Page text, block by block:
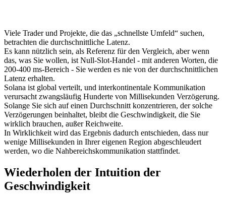
Viele Trader und Projekte, die das „schnellste Umfeld“ suchen,
betrachten die durchschnittliche Latenz.
Es kann nützlich sein, als Referenz für den Vergleich, aber wenn
das, was Sie wollen, ist Null-Slot-Handel - mit anderen Worten, die
200-400 ms-Bereich - Sie werden es nie von der durchschnittlichen
Latenz erhalten.
Solana ist global verteilt, und interkontinentale Kommunikation
verursacht zwangsläufig Hunderte von Millisekunden Verzögerung.
Solange Sie sich auf einen Durchschnitt konzentrieren, der solche
Verzögerungen beinhaltet, bleibt die Geschwindigkeit, die Sie
wirklich brauchen, außer Reichweite.
In Wirklichkeit wird das Ergebnis dadurch entschieden, dass nur
wenige Millisekunden in Ihrer eigenen Region abgeschleudert
werden, wo die Nahbereichskommunikation stattfindet.
Wiederholen der Intuition der
Geschwindigkeit